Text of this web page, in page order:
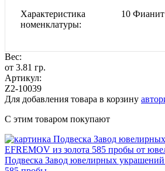
Характеристика
номенклатуры
10 Фианит
Вес:
от 3.81 гр.
Артикул:
Z2-10039
Для добавления товара в корзину
С этим товаром покупают
Подвеска Завод ювелирных